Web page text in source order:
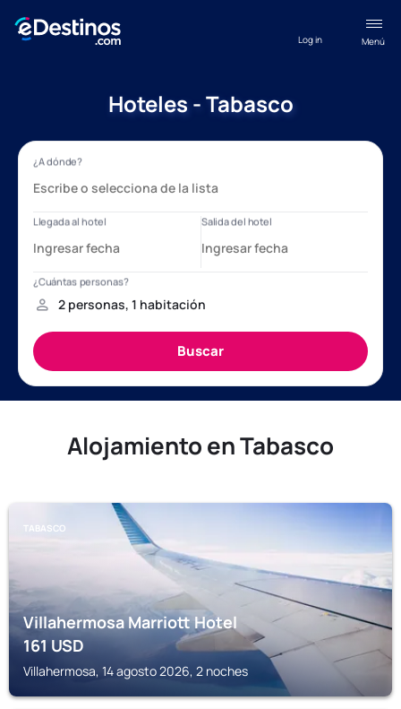
Menú
Log in
Hoteles - Tabasco
Alojamiento en Tabasco
TABASCO
Villahermosa Marriott Hotel
161USD
Villahermosa, 14 agosto 2026, 2 noches